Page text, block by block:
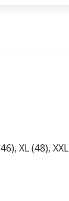
XL (48), XXL